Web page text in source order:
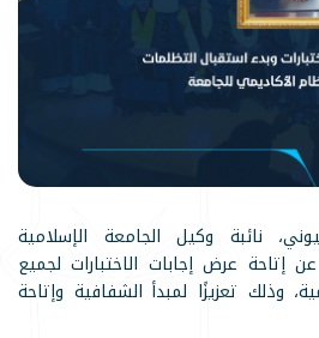
نائبة وكيل الجامعة الإسلامية
إتاحة عرض إجابات الاختبارات لجميع
وذلك تعزيزًا لمبدأ الشفافية وإتاحة